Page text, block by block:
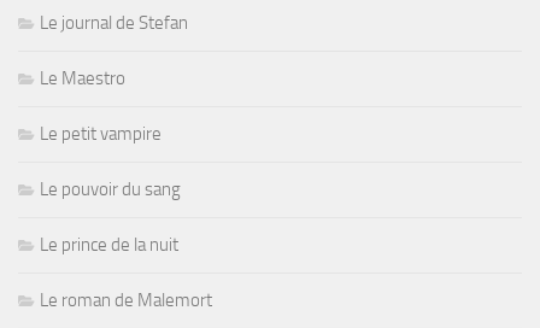
Le journal de Stefan
Le Maestro
Le petit vampire
Le pouvoir du sang
Le prince de la nuit
Le roman de Malemort